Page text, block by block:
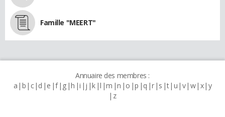
Famille "MEERT"
Annuaire des membres :
a b c d e f g h i j k l m n o p q r s t u v w x y
z